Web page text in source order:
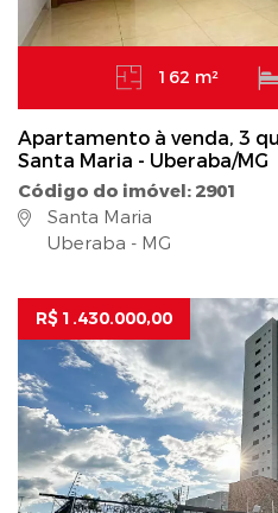
162 m²
Apartamento à venda, 3
Santa Maria - Uberaba/MG
Código do imóvel: 2901
Santa Maria
Uberaba - MG
R$ 1.430.000,00